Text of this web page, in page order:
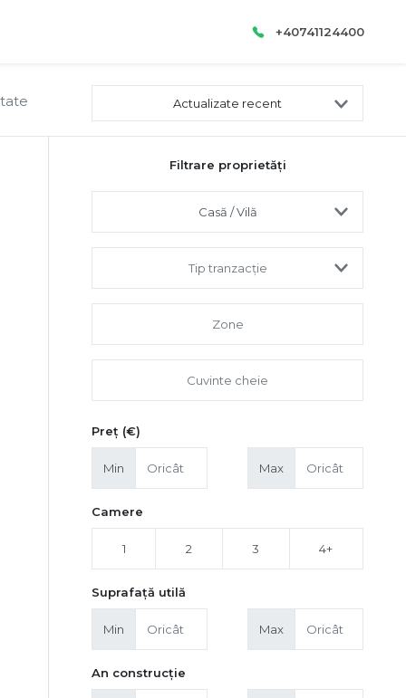
+40741124400
Actualizate recent
Filtrare proprietăți
Casă / Vilă
Tip tranzacție
Preț (€)
Min Max
Camere
1 2 3 4+
Suprafață utilă
Min Max
An construcție